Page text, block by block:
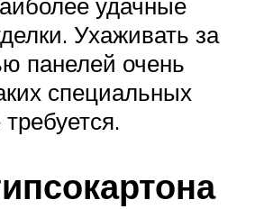
Ухаживать за
панелей очень
специальных